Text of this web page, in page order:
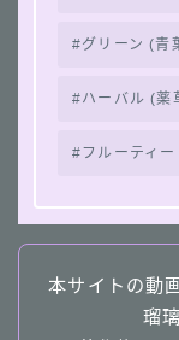
グリーン (青
ハーバル (薬
フルーティ
本サイトの動
瑠